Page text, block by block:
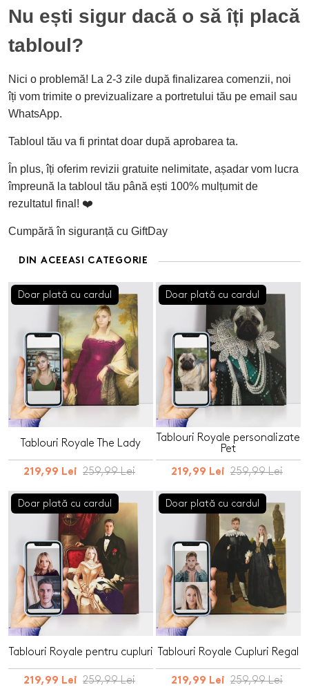
Nu ești sigur dacă o să îți placă
tabloul?
Nici o problemă! La 2-3 zile după finalizarea comenzii, noi
îți vom trimite o previzualizare a portretului tău pe email sau
WhatsApp.
Tabloul tău va fi printat doar după aprobarea ta.
În plus, îți oferim revizii gratuite nelimitate, așadar vom lucra
împreună la tabloul tău până ești 100% mulțumit de
rezultatul final! ❤️
Cumpără în siguranță cu GiftDay
DIN ACEEASI CATEGORIE
Doar plată cu cardul
Tablouri Royale The Lady
219,99 Lei 259,99 Lei
Doar plată cu cardul
Tablouri Royale personalizate
Pet
219,99 Lei 259,99 Lei
Doar plată cu cardul
Tablouri Royale pentru cupluri
219,99 Lei 259,99 Lei
Doar plată cu cardul
Tablouri Royale Cupluri Regal
219,99 Lei 259,99 Lei